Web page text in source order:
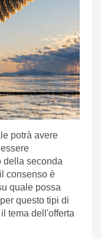
potrà avere
della seconda
consenso è
quale possa
questo tipi di
tema dell'offerta